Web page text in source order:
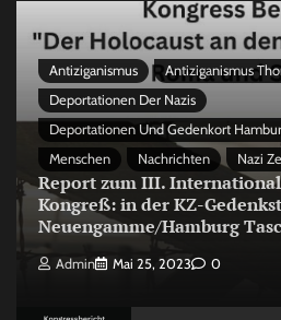
Antiziganismus Antiziganismus
Deportationen Der Nazis
Deportationen Und Gedenkort
Menschen
Nachrichten Nazi
Report zum III.
Kongreß: in der KZ-
Neuengamme/Hamburg
Admin Mai 25, 2023 0